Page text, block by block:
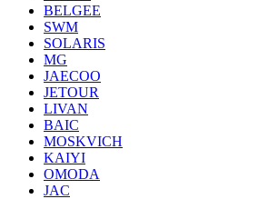
BELGEE
SWM
SOLARIS
MG
JAECOO
JETOUR
LIVAN
BAIC
MOSKVICH
KAIYI
OMODA
JAC